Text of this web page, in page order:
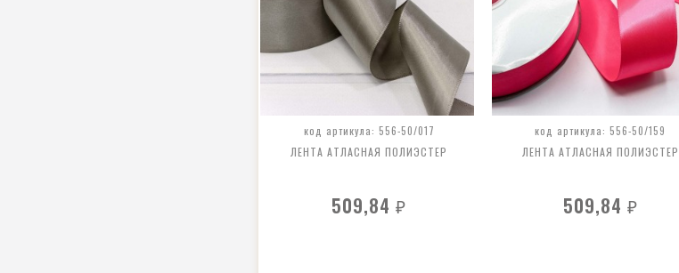
код артикула: 556-50/017
ЛЕНТА АТЛАСНАЯ ПОЛИЭСТЕР
509,84₽
код артикула: 556-50/159
ЛЕНТА АТЛАСНАЯ ПОЛИЭСТЕР
509,84 ₽